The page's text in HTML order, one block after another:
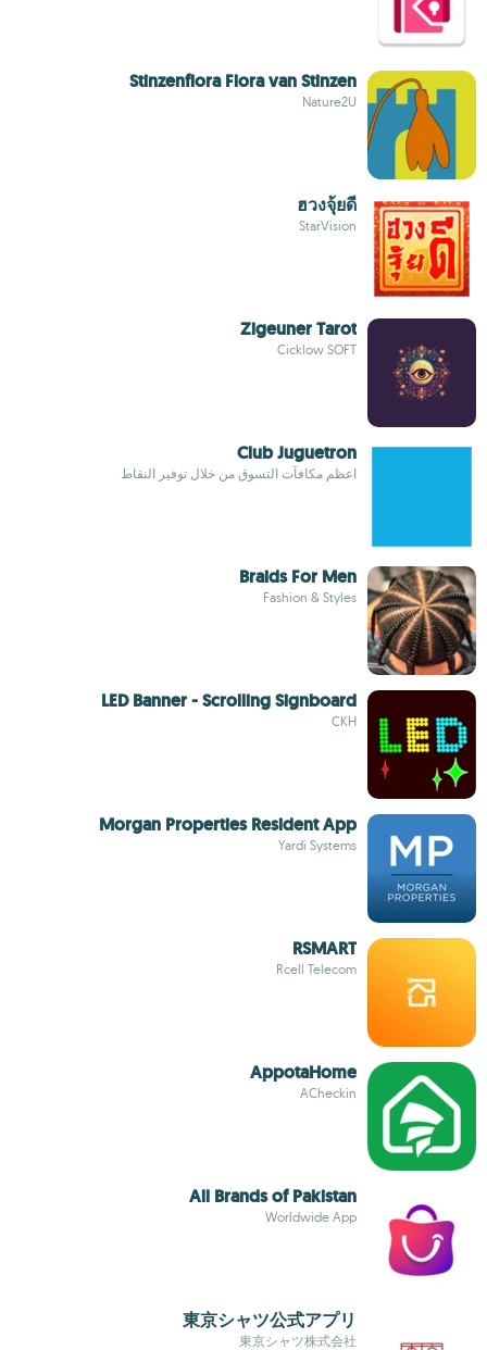
Stinzenflora Flora van Stinzen
Nature2U
ฮวงจุ้ยดี
StarVision
Zigeuner Tarot
Cicklow SOFT
Club Juguetron
اعظم مكافآت التسوق من خلال توفير النقاط
Braids For Men
Fashion & Styles
LED Banner - Scrolling Signboard
CKH
Morgan Properties Resident App
Yardi Systems
RSMART
Rcell Telecom
AppotaHome
ACheckin
All Brands of Pakistan
Worldwide App
東京シャツ公式アプリ
東京シャツ株式会社